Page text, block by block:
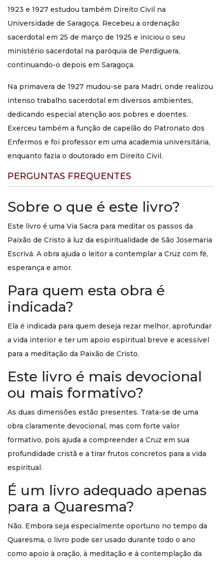
1923 e 1927 estudou também Direito Civil na
Universidade de Saragoça. Recebeu a ordenação
sacerdotal em 25 de março de 1925 e iniciou o seu
ministério sacerdotal na paróquia de Perdiguera,
continuando-o depois em Saragoça.
Na primavera de 1927 mudou-se para Madri, onde realizou
intenso trabalho sacerdotal em diversos ambientes,
dedicando especial atenção aos pobres e doentes.
Exerceu também a função de capelão do Patronato dos
Enfermos e foi professor em uma academia universitária,
enquanto fazia o doutorado em Direito Civil.
PERGUNTAS FREQUENTES
Sobre o que é este livro?
Este livro é uma Via Sacra para meditar os passos da
Paixão de Cristo à luz da espiritualidade de São Josemaria
Escrivá. A obra ajuda o leitor a contemplar a Cruz com fé,
esperança e amor.
Para quem esta obra é
indicada?
Ela é indicada para quem deseja rezar melhor, aprofundar
a vida interior e ter um apoio espiritual breve e acessível
para a meditação da Paixão de Cristo.
Este livro é mais devocional
ou mais formativo?
As duas dimensões estão presentes. Trata-se de uma
obra claramente devocional, mas com forte valor
formativo, pois ajuda a compreender a Cruz em sua
profundidade cristã e a tirar frutos concretos para a vida
espiritual.
É um livro adequado apenas
para a Quaresma?
Não. Embora seja especialmente oportuno no tempo da
Quaresma, o livro pode ser usado durante todo o ano
como apoio à oração, à meditação e à contemplação da